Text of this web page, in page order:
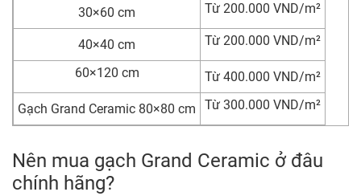
30×60 cm Từ 200.000 VND/m²
40×40 cm Từ 200.000 VND/m²
60×120 cm Từ 400.000 VND/m²
Gạch Grand Ceramic 80×80 cm Từ 300.000 VND/m²
Nên mua gạch Grand Ceramic ở đâu
chính hãng?